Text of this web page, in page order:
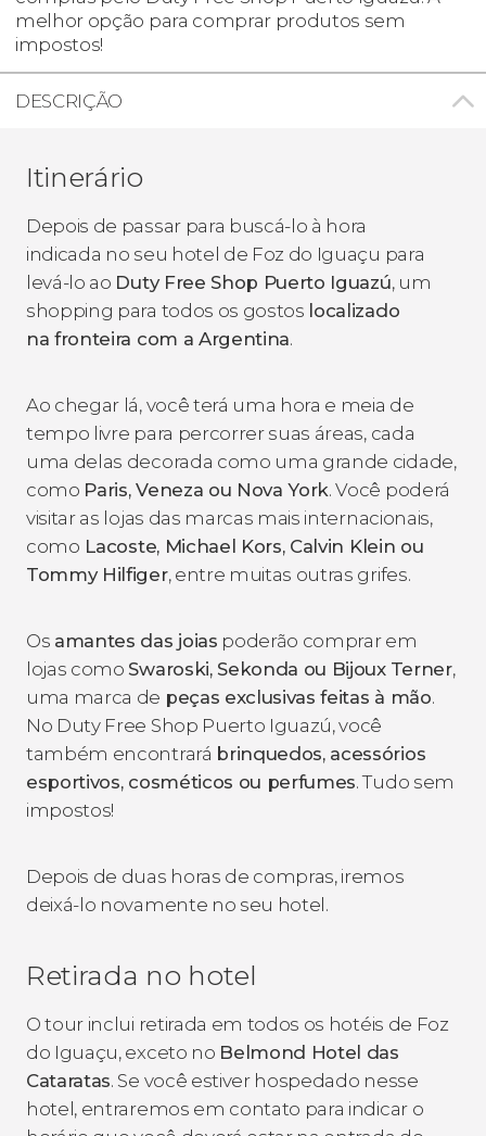
melhor opção para comprar produtos sem
impostos!
DESCRIÇÃO
Itinerário
Depois de passar para buscá-lo à hora
indicada no seu hotel de Foz do Iguaçu para
levá-lo ao Duty Free Shop Puerto Iguazú, um
shopping para todos os gostos localizado
na fronteira com a Argentina.
Ao chegar lá, você terá uma hora e meia de
tempo livre para percorrer suas áreas, cada
uma delas decorada como uma grande cidade,
como Paris, Veneza ou Nova York. Você poderá
visitar as lojas das marcas mais internacionais,
como Lacoste, Michael Kors, Calvin Klein ou
Tommy Hilfiger, entre muitas outras grifes.
Os amantes das joias poderão comprar em
lojas como Swaroski, Sekonda ou Bijoux Terner,
uma marca de peças exclusivas feitas à mão.
No Duty Free Shop Puerto Iguazú, você
também encontrará brinquedos, acessórios
esportivos, cosméticos ou perfumes. Tudo sem
impostos!
Depois de duas horas de compras, iremos
deixá-lo novamente no seu hotel.
Retirada no hotel
O tour inclui retirada em todos os hotéis de Foz
do Iguaçu, exceto no Belmond Hotel das
Cataratas. Se você estiver hospedado nesse
hotel, entraremos em contato para indicar o